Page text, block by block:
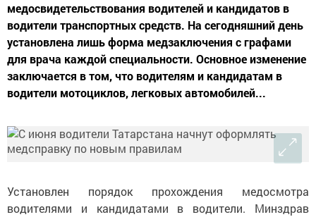
медосвидетельствования водителей и кандидатов в
водители транспортных средств. На сегодняшний день
установлена лишь форма медзаключения с графами
для врача каждой специальности. Основное изменение
заключается в том, что водителям и кандидатам в
водители мотоциклов, легковых автомобилей...
Установлен порядок прохождения медосмотра
водителями и кандидатами в водители. Минздрав